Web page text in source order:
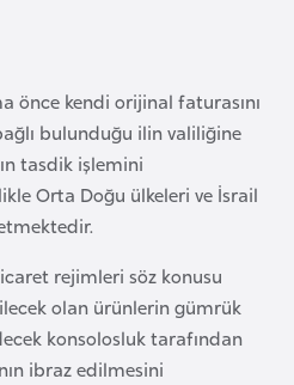
önce kendi orijinal faturasını
bulunduğu ilin valiliğine
tasdik işlemini
Orta Doğu ülkeleri ve İsrail
rejimleri söz konusu
olan ürünlerin gümrük
konsolosluk tarafından
ibraz edilmesini